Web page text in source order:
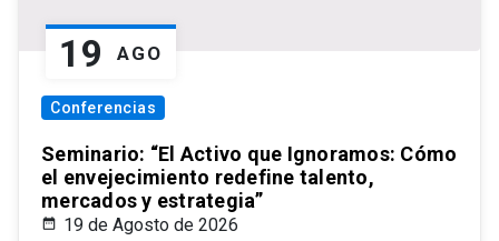
19 AGO
Conferencias
Seminario: “El Activo que Ignoramos: Cómo
el envejecimiento redefine talento,
mercados y estrategia”
19 de Agosto de 2026